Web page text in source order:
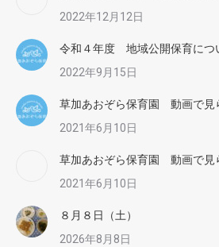
2022年12月12日
令和４年度 地域公開保育につ
2022年9月15日
草加あおぞら保育園 動画で見
2021年6月10日
草加あおぞら保育園 動画で見
2021年6月10日
８月８日（土）
2026年8月8日